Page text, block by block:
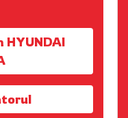
HYUNDAI